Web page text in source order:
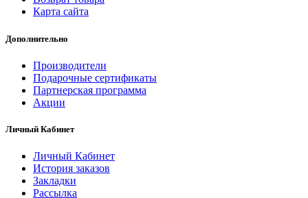
Карта сайта
Дополнительно
Производители
Подарочные сертификаты
Партнерская программа
Акции
Личный Кабинет
Личный Кабинет
История заказов
Закладки
Рассылка